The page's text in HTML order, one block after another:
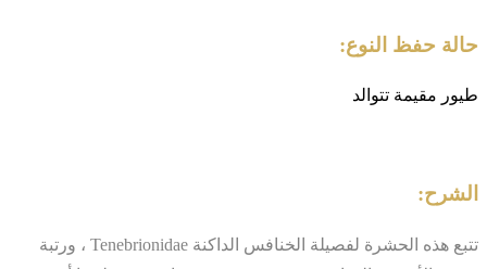
حالة حفظ النوع:
طيور مقيمة تتوالد
الشرح:
تتبع هذه الحشرة لفصيلة الخنافس الداكنة Tenebrionidae ، ورتبة